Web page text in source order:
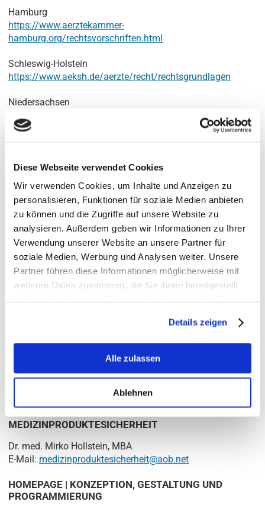
Diese Webseite verwendet Cookies
Wir verwenden Cookies, um Inhalte und Anzeigen zu
personalisieren, Funktionen für soziale Medien anbieten
zu können und die Zugriffe auf unsere Website zu
analysieren. Außerdem geben wir Informationen zu Ihrer
Verwendung unserer Website an unsere Partner für
soziale Medien, Werbung und Analysen weiter. Unsere
Partner führen diese Informationen möglicherweise mit
weiteren Daten zusammen, die Sie ihnen bereitgestellt
Details zeigen
Alle zulassen
Ablehnen
Hamburg
https://www.aerztekammer-
hamburg.org/rechtsvorschriften.html
Schleswig-Holstein
https://www.aeksh.de/aerzte/recht/rechtsgrundlagen
Niedersachsen
https://www.aekn.de/arztspezial/arzt-und-recht/
Kassenärztliche Vereinigung Hamburg
Kassenärztliche Vereinigung Schleswig-Holstein
www.kvsh.de
Kassenärztliche Vereinigung Niedersachsen
www.kvn.de
DATENSCHUTZBEAUFTRAGTER
datenschutz@aob.net
MEDIZINPRODUKTESICHERHEIT
Dr. med. Mirko Hollstein, MBA
E-Mail: medizinproduktesicherheit@aob.net
HOMEPAGE | KONZEPTION, GESTALTUNG UND
PROGRAMMIERUNG